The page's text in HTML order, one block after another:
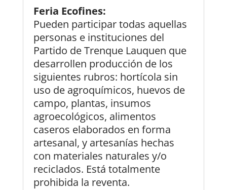
Feria Ecofines:
Pueden participar todas aquellas
personas e instituciones del
Partido de Trenque Lauquen que
desarrollen producción de los
siguientes rubros: hortícola sin
uso de agroquímicos, huevos de
campo, plantas, insumos
agroecológicos, alimentos
caseros elaborados en forma
artesanal, y artesanías hechas
con materiales naturales y/o
reciclados. Está totalmente
prohibida la reventa.